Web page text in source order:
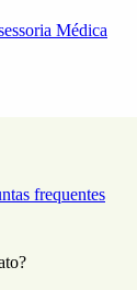
Médica
frequentes